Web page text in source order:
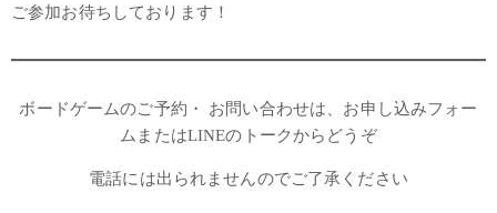
ご参加お待ちしております！
ボードゲームのご予約・ お問い合わせは、お申し込みフォー
ムまたはLINEのトークからどうぞ
電話には出られませんのでご了承ください